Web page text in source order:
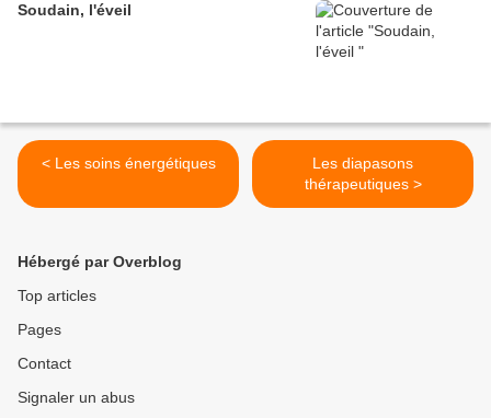
Soudain, l'éveil
< Les soins énergétiques
Les diapasons
thérapeutiques >
Hébergé par Overblog
Top articles
Pages
Contact
Signaler un abus